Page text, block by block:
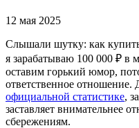
12 мая 2025
Слышали шутку: как
я зарабатываю 100 000 ₽ в
оставим горький юмор,
ответственное
официальной статистике,
заставляет внимательнее
сбережениям.